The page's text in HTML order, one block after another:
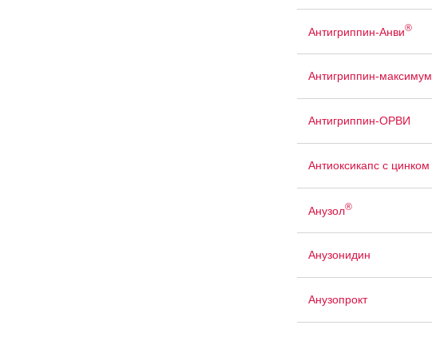
Антигриппин-Анви®
Антигриппин-максимум
Антигриппин-ОРВИ
Антиоксикапс с цинком
Анузол®
Анузонидин
Анузопрокт